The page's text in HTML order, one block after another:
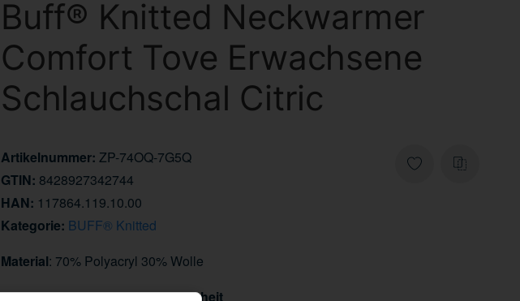
Buff® Knitted Neckwarmer
Comfort Tove Erwachsene
Schlauchschal Citric
Artikelnummer: ZP-74OQ-7G5Q
GTIN: 8428927342744
HAN: 117864.119.10.00
Kategorie: BUFF® Knitted
Material: 70% Polyacryl 30% Wolle
Informationen zur Produktsicherheit